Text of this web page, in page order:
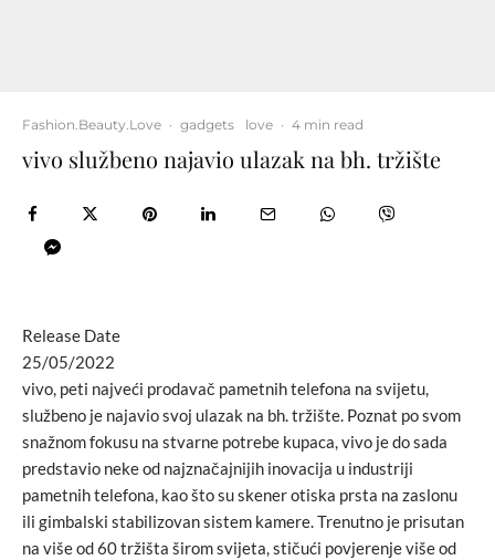
Fashion.Beauty.Love · gadgets love · 4 min read
vivo službeno najavio ulazak na bh. tržište
Release Date
25/05/2022
vivo, peti najveći prodavač pametnih telefona na svijetu,
službeno je najavio svoj ulazak na bh. tržište. Poznat po svom
snažnom fokusu na stvarne potrebe kupaca, vivo je do sada
predstavio neke od najznačajnijih inovacija u industriji
pametnih telefona, kao što su skener otiska prsta na zaslonu
ili gimbalski stabilizovan sistem kamere. Trenutno je prisutan
na više od 60 tržišta širom svijeta, stičući povjerenje više od